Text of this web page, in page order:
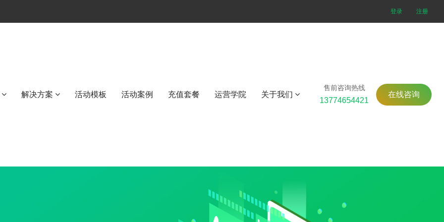
登录 注册
解决方案 活动模板 活动案例 充值套餐 运营学院 关于我们
售前咨询热线
13774654421
在线咨询